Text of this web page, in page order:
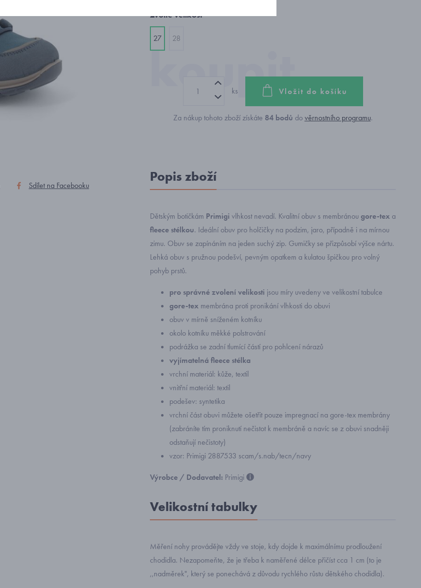
Sdílet na Facebooku
Zvolte velikost
27 28
ks Vložit do košíku
Za nákup tohoto zboží získáte 84bodů dověrnostního programu.
Popis zboží
Dětským botičkám Primigi vlhkost nevadí. Kvalitní obuv s membránougore-tex a
fleece stélkou. Ideální obuv pro holčičky na podzim, jaro, případně i na mírnou
zimu. Obuv se zapínáním na jeden suchý zip. Gumičky se přizpůsobí výšce nártu.
Lehká obuv s pružnou podešví, pevným opatkem a kulatou špičkou pro volný
pohyb prstů.
pro správné zvolení velikosti jsou míry uvedeny ve velikostní tabulce
gore-tex membrána proti pronikání vlhkosti do obuvi
obuv v mírně sníženém kotníku
okolo kotníku měkké polstrování
podrážka se zadní tlumící částí pro pohlcení nárazů
vyjímatelná fleece stélka
vrchní materiál: kůže, textil
vnitřní materiál: textil
podešev: syntetika
vrchní část obuvi můžete ošetřit pouze impregnací na gore-tex membrány
(zabráníte tím proniknutí nečistot k membráně a navíc se z obuvi snadněji
odstaňují nečistoty)
vzor: Primigi 2887533 scam/s.nab/tecn/navy
Výrobce / Dodavatel: Primigi
Velikostní tabulky
Měření nohy provádějte vždy ve stoje, kdy dojde k maximálnímu prodloužení
chodidla. Nezapomeňte, že je třeba k naměřené délce přičíst cca 1 cm (to je
,,nadměrek", který se ponechává z důvodu rychlého růstu dětského chodidla).